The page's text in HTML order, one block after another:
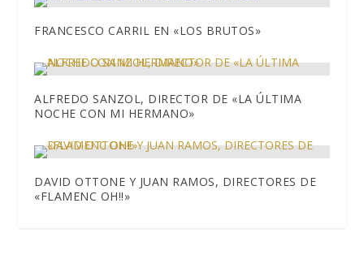
FRANCESCO CARRIL EN «LOS BRUTOS»
ALFREDO SANZOL, DIRECTOR DE «LA ÚLTIMA
NOCHE CON MI HERMANO»
DAVID OTTONE Y JUAN RAMOS, DIRECTORES DE
«FLAMENC OH!!»